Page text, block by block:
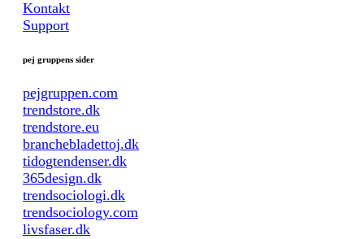
Kontakt
Support
pej gruppens sider
pejgruppen.com
trendstore.dk
trendstore.eu
branchebladettoj.dk
tidogtendenser.dk
365design.dk
trendsociologi.dk
trendsociology.com
livsfaser.dk